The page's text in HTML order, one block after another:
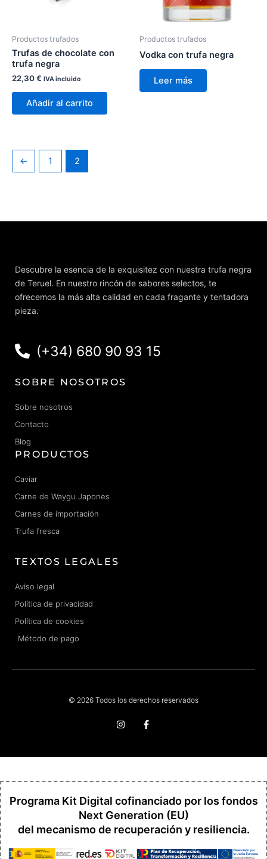
Productos trufados
Trufas de chocolate con
trufa negra
22,30€ IVA incluido
Añadir al carrito
Productos trufados
Vodka con trufa negra
Leer más
← 1 2
Descubre la esencia de la exquisitez con nuestra trufa negra
de Teruel. En nuestro rincón de sabores selectos, te
ofrecemos la más alta calidad en cada fragante y tentadora
pieza.
(+34) 680 90 93 15
SOBRE NOSOTROS
Sobre nosotros
Contacto
Blog
PRODUCTOS
Caviar
Carne de Waygu Japones
Carnes de importación
Trufa fresca
TEXTOS LEGALES
Aviso legal
Política de privacidad
Política de cookies
Método de pago
© 2026 Todos los derechos reservados
n
s
g
m
a
c
o
-
Programa Kit Digital cofinanciado por los fondos
Next Generation (EU)
del mecanismo de recuperación y resiliencia.